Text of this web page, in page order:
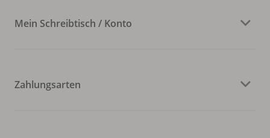
Mein Schreibtisch / Konto
Zahlungsarten